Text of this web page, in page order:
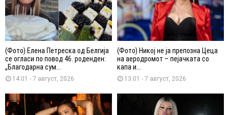
(Фото) Елена Петреска од Белгија
се огласи по повод 46. роденден:
„Благодарна сум...
14:01 - 7 август, 2026
(Фото) Никој не ја препозна Цеца
на аеродромот – пејачката со
капа и...
13:01 - 7 август, 2026